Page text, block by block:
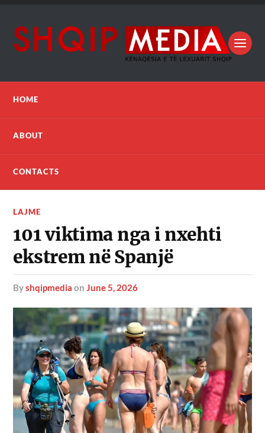
HOME
ABOUT
CONTACTS
LAJME
101 viktima nga i nxehti
ekstrem në Spanjë
byshqipmedia onJune 5, 2026